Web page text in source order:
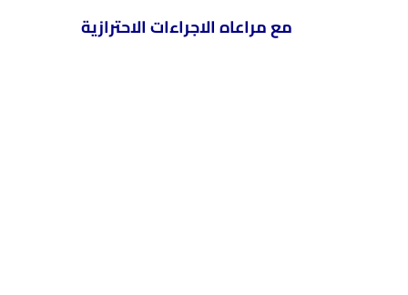
مع مراعاه الاجراءات الاحترازية